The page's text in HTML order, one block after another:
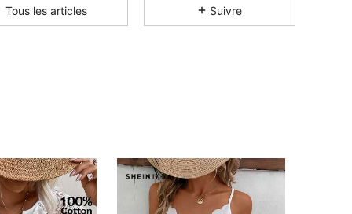
Tous les articles Suivre